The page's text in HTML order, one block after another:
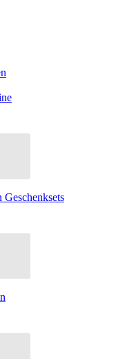
Geschenksets